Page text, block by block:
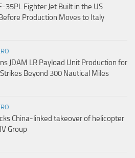
35PL Fighter Jet Built in the US
Production Moves to Italy
JDAM LR Payload Unit Production for
Beyond 300 Nautical Miles
China-linked takeover of helicopter
Group